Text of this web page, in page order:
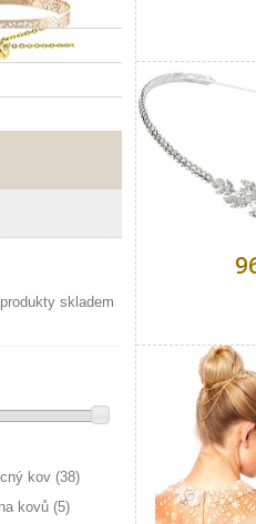
skladem
kov (38)
kovů (5)